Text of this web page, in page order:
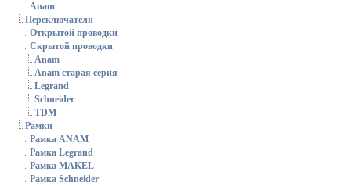
Anam
Переключатели
Открытой проводки
Скрытой проводки
Anam
Anam старая серия
Legrand
Schneider
TDM
Рамки
Рамка ANAM
Рамка Legrand
Рамка MAKEL
Рамка Schneider